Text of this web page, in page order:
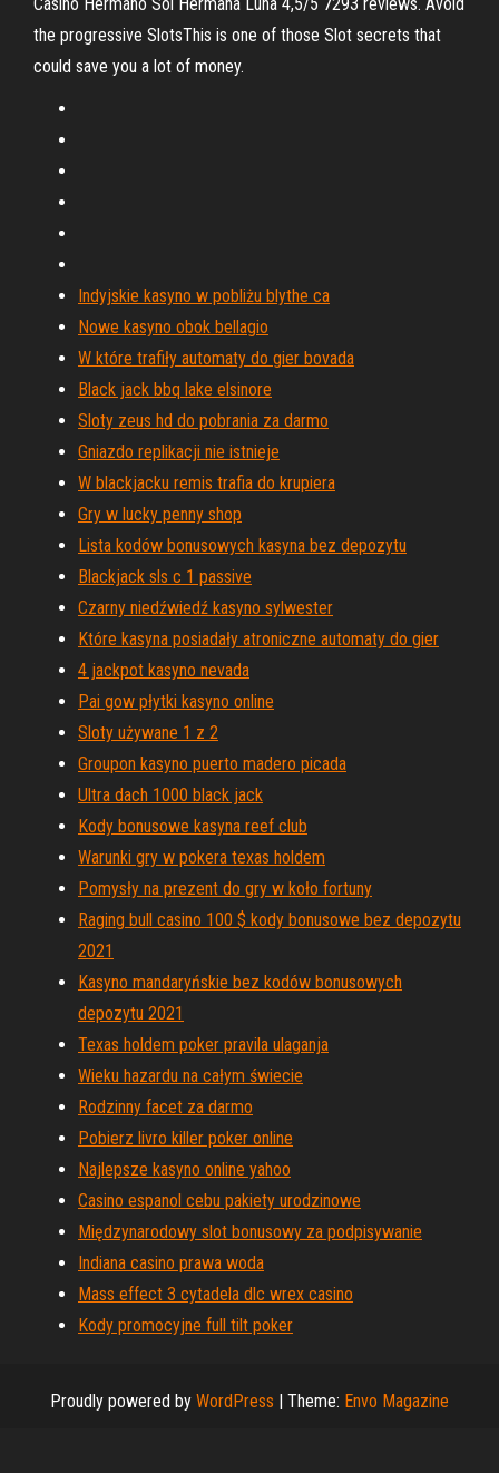
the progressive SlotsThis is one of those Slot secrets that
could save you a lot of money.
Indyjskie kasyno w pobliżu blythe ca
Nowe kasyno obok bellagio
W które trafiły automaty do gier bovada
Black jack bbq lake elsinore
Sloty zeus hd do pobrania za darmo
Gniazdo replikacji nie istnieje
W blackjacku remis trafia do krupiera
Gry w lucky penny shop
Lista kodów bonusowych kasyna bez depozytu
Blackjack sls c 1 passive
Czarny niedźwiedź kasyno sylwester
Które kasyna posiadały atroniczne automaty do gier
4 jackpot kasyno nevada
Pai gow płytki kasyno online
Sloty używane 1 z 2
Groupon kasyno puerto madero picada
Ultra dach 1000 black jack
Kody bonusowe kasyna reef club
Warunki gry w pokera texas holdem
Pomysły na prezent do gry w koło fortuny
Raging bull casino 100 $ kody bonusowe bez depozytu
2021
Kasyno mandaryńskie bez kodów bonusowych
depozytu 2021
Texas holdem poker pravila ulaganja
Wieku hazardu na całym świecie
Rodzinny facet za darmo
Pobierz livro killer poker online
Najlepsze kasyno online yahoo
Casino espanol cebu pakiety urodzinowe
Międzynarodowy slot bonusowy za podpisywanie
Indiana casino prawa woda
Mass effect 3 cytadela dlc wrex casino
Kody promocyjne full tilt poker
Proudly powered by WordPress | Theme: Envo Magazine